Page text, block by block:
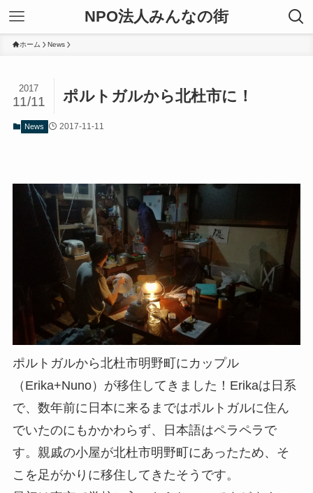
NPO法人みんなの街
ホーム News
ポルトガルから北杜市に！
2017
11/11
News 2017-11-11
ポルトガルから北杜市明野町にカップル
（Erika+Nuno）が移住してきました！Erikaは日系
で、数年前に日本に来るまではポルトガルに住ん
でいたのにもかかわらず、日本語はペラペラで
す。親戚の小屋が北杜市明野町にあったため、そ
こを足がかりに移住してきたそうです。